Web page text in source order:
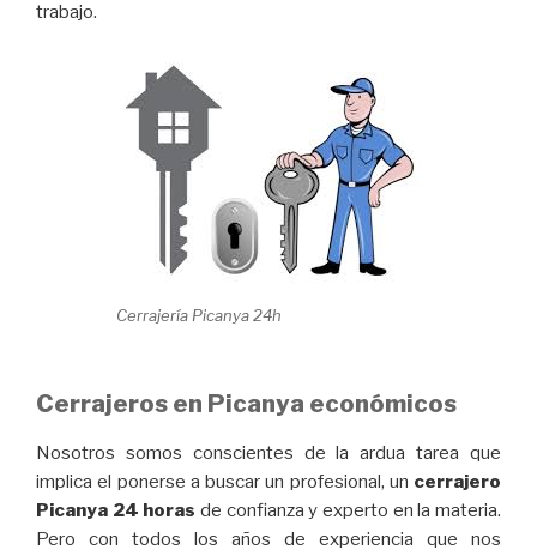
trabajo.
Cerrajería Picanya 24h
Cerrajeros en Picanya económicos
Nosotros somos conscientes de la ardua tarea que
implica el ponerse a buscar un profesional, un cerrajero
Picanya 24 horas de confianza y experto en la materia.
Pero con todos los años de experiencia que nos